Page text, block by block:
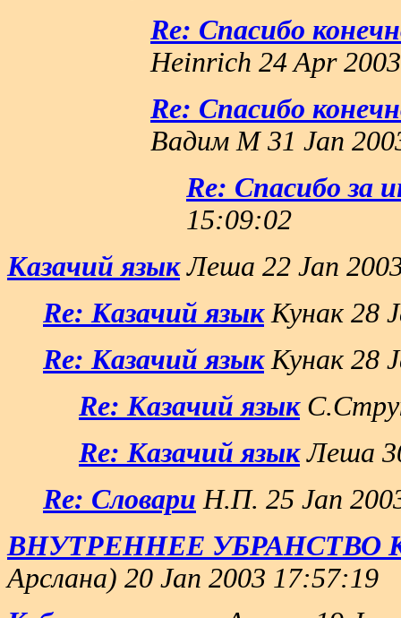
Re: Спасибо
Heinrich 24 Apr
Re: Спасибо
Вадим М 31 Jan
Re: Спасибо за
15:09:02
Казачий языкЛеша 22 Jan
Re: Казачий языкКунак 28
Re: Казачий языкКунак 28
Re: Казачий язык
Re: Казачий языкЛеша
Re: Словари Н.П. 25 Jan
ВНУТРЕННЕЕ УБРАНСТВО
Арслана) 20 Jan 2003 17:57:19